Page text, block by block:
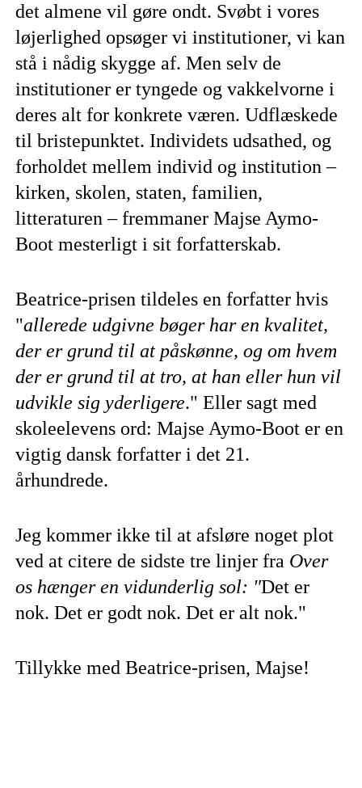
det almene vil gøre ondt. Svøbt i vores
løjerlighed opsøger vi institutioner, vi kan
stå i nådig skygge af. Men selv de
institutioner er tyngede og vakkelvorne i
deres alt for konkrete væren. Udflæskede
til bristepunktet. Individets udsathed, og
forholdet mellem individ og institution –
kirken, skolen, staten, familien,
litteraturen – fremmaner Majse Aymo-
Boot mesterligt i sit forfatterskab.
Beatrice-prisen tildeles en forfatter hvis
"allerede udgivne bøger har en kvalitet,
der er grund til at påskønne, og om hvem
der er grund til at tro, at han eller hun vil
udvikle sig yderligere." Eller sagt med
skoleelevens ord: Majse Aymo-Boot er en
vigtig dansk forfatter i det 21.
århundrede.
Jeg kommer ikke til at afsløre noget plot
ved at citere de sidste tre linjer fra Over
os hænger en vidunderlig sol: "Det er
nok. Det er godt nok. Det er alt nok."
Tillykke med Beatrice-prisen, Majse!